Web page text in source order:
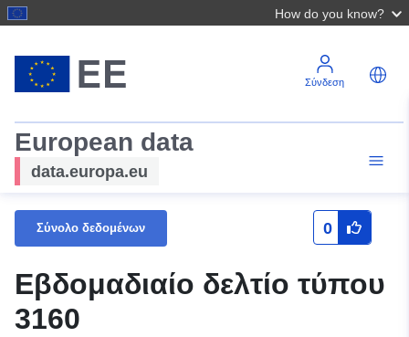
How do you know?
Σύνδεση
European data
data.europa.eu
Σύνολο δεδομένων 0
Εβδομαδιαίο δελτίο τύπου
3160